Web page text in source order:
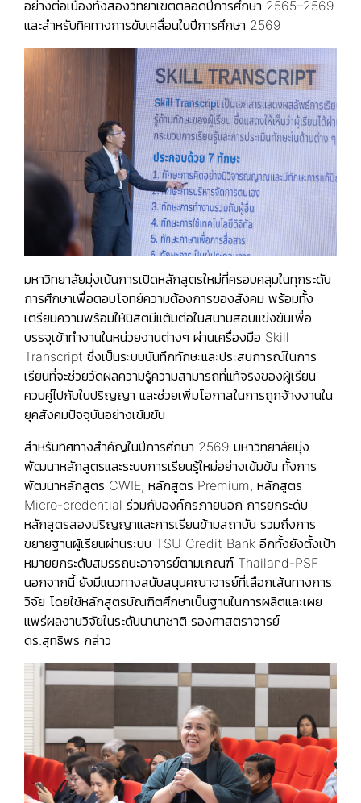
อย่างต่อเนื่องทั้งสองวิทยาเขตตลอดปีการศึกษา 2565–2569
และสำหรับทิศทางการขับเคลื่อนในปีการศึกษา 2569
มหาวิทยาลัยมุ่งเน้นการเปิดหลักสูตรใหม่ที่ครอบคลุมในทุกระดับ
การศึกษาเพื่อตอบโจทย์ความต้องการของสังคม พร้อมทั้ง
เตรียมความพร้อมให้นิสิตมีแต้มต่อในสนามสอบแข่งขันเพื่อ
บรรจุเข้าทำงานในหน่วยงานต่างๆ ผ่านเครื่องมือ Skill
Transcript ซึ่งเป็นระบบบันทึกทักษะและประสบการณ์ในการ
เรียนที่จะช่วยวัดผลความรู้ความสามารถที่แท้จริงของผู้เรียน
ควบคู่ไปกับใบปริญญา และช่วยเพิ่มโอกาสในการถูกจ้างงานใน
ยุคสังคมปัจจุบันอย่างเข้มข้น
สำหรับทิศทางสำคัญในปีการศึกษา 2569 มหาวิทยาลัยมุ่ง
พัฒนาหลักสูตรและระบบการเรียนรู้ใหม่อย่างเข้มข้น ทั้งการ
พัฒนาหลักสูตร CWIE, หลักสูตร Premium, หลักสูตร
Micro-credential ร่วมกับองค์กรภายนอก การยกระดับ
หลักสูตรสองปริญญาและการเรียนข้ามสถาบัน รวมถึงการ
ขยายฐานผู้เรียนผ่านระบบ TSU Credit Bank อีกทั้งยังตั้งเป้า
หมายยกระดับสมรรถนะอาจารย์ตามเกณฑ์ Thailand-PSF
นอกจากนี้ ยังมีแนวทางสนับสนุนคณาจารย์ที่เลือกเส้นทางการ
วิจัย โดยใช้หลักสูตรบัณฑิตศึกษาเป็นฐานในการผลิตและเผย
แพร่ผลงานวิจัยในระดับนานาชาติ รองศาสตราจารย์
ดร.สุทธิพร กล่าว